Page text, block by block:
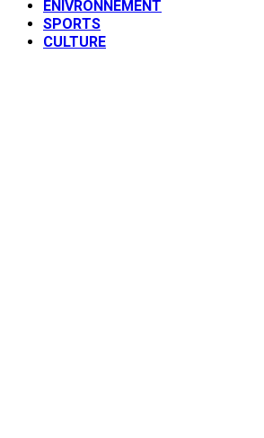
ENIVRONNEMENT
SPORTS
CULTURE